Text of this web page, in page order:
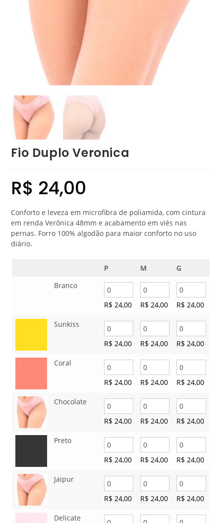
Fio Duplo Veronica
R$ 24,00
Conforto e leveza em microfibra de poliamida, com cintura
em renda Verônica 48mm e acabamento em viés nas
pernas. Forro 100% algodão para maior conforto no uso
diário.
P M
G
Branco
R$ 24,00 R$ 24,00 R$ 24,00
Sunkiss
R$ 24,00 R$ 24,00 R$ 24,00
Coral
R$ 24,00 R$ 24,00 R$ 24,00
Chocolate
R$ 24,00 R$ 24,00 R$ 24,00
Preto
R$ 24,00 R$ 24,00 R$ 24,00
Jaipur
R$ 24,00 R$ 24,00 R$ 24,00
Delicate